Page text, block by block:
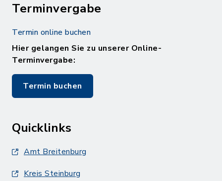
Terminvergabe
Termin online buchen
Hier gelangen Sie zu unserer Online-
Terminvergabe:
Termin buchen
Quicklinks
Amt Breitenburg
Kreis Steinburg